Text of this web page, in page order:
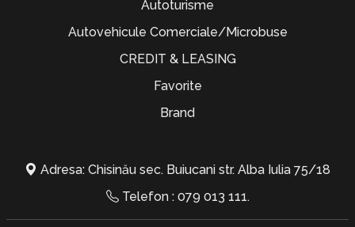
Autoturisme
Autovehicule Comerciale/Microbuse
CREDIT & LEASING
Favorite
Brand
Adresa: Chisinău sec. Buiucani str. Alba Iulia 75/18
Telefon : 079 013 111.